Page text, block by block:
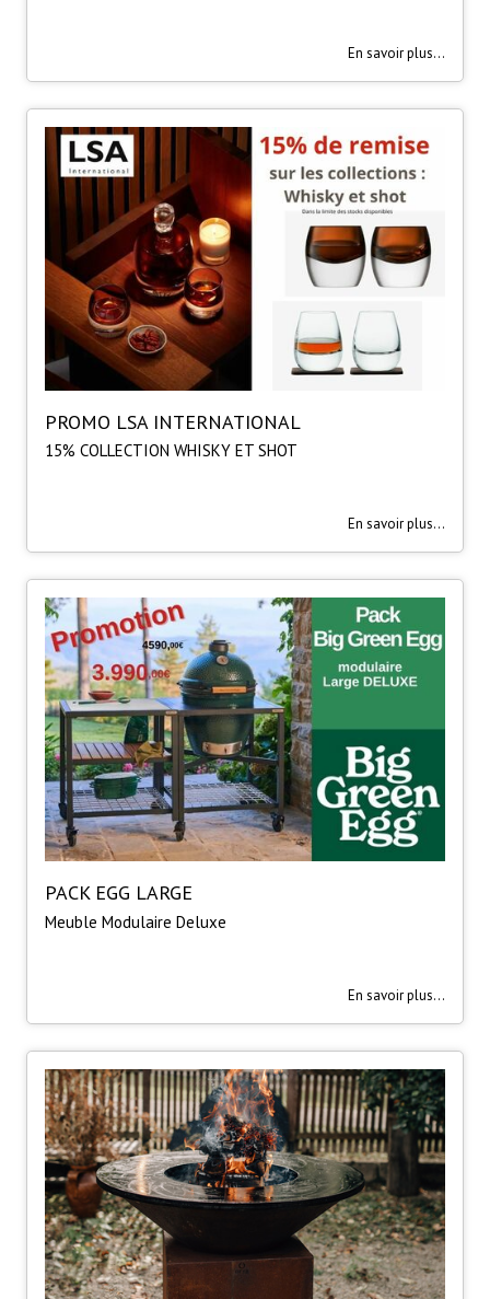
En savoir plus...
PROMO LSA INTERNATIONAL
15% COLLECTION WHISKY ET SHOT
En savoir plus...
PACK EGG LARGE
Meuble Modulaire Deluxe
En savoir plus...